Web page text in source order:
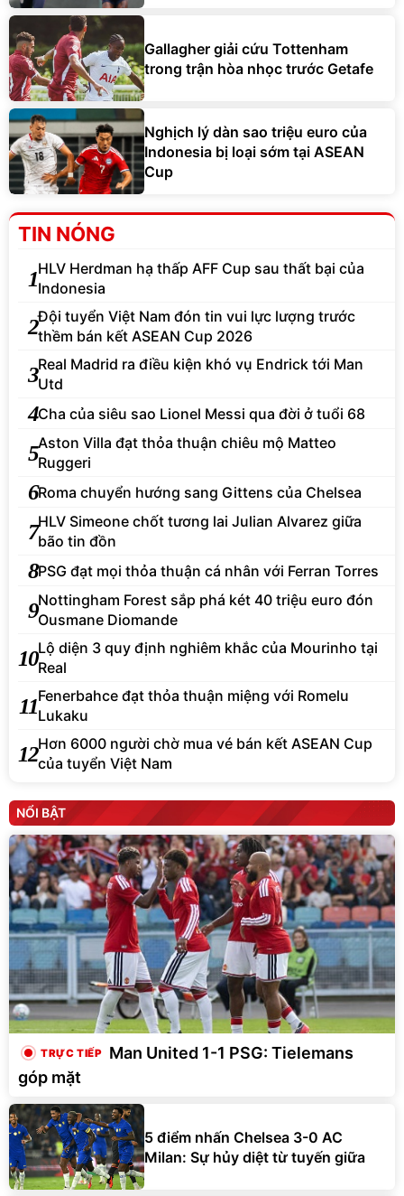
Gallagher giải cứu Tottenham
trong trận hòa nhọc trước Getafe
Nghịch lý dàn sao triệu euro của
Indonesia bị loại sớm tại ASEAN
Cup
TIN NÓNG
1HLV Herdman hạ thấp AFF Cup sau thất bại của
Indonesia
2Đội tuyển Việt Nam đón tin vui lực lượng trước
thềm bán kết ASEAN Cup 2026
3Real Madrid ra điều kiện khó vụ Endrick tới Man
Utd
4Cha của siêu sao Lionel Messi qua đời ở tuổi 68
5Aston Villa đạt thỏa thuận chiêu mộ Matteo
Ruggeri
6Roma chuyển hướng sang Gittens của Chelsea
7HLV Simeone chốt tương lai Julian Alvarez giữa
bão tin đồn
8PSG đạt mọi thỏa thuận cá nhân với Ferran Torres
9Nottingham Forest sắp phá két 40 triệu euro đón
Ousmane Diomande
10Lộ diện 3 quy định nghiêm khắc của Mourinho tại
Real
11Fenerbahce đạt thỏa thuận miệng với Romelu
Lukaku
12Hơn 6000 người chờ mua vé bán kết ASEAN Cup
của tuyển Việt Nam
NỔI BẬT
Man United 1-1 PSG: Tielemans
góp mặt
5 điểm nhấn Chelsea 3-0 AC
Milan: Sự hủy diệt từ tuyến giữa